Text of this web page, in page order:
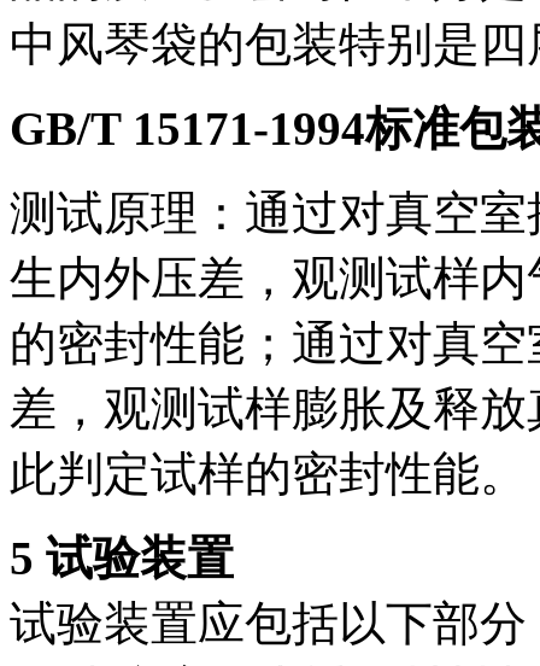
中风琴袋的包装特别是
GB/T 15171-1994标准包
测试原理：通过对真空
生内外压差，观测试样
的密封性能；通过对真
差，观测试样膨胀及释
此判定试样的密封性能。
5 试验装置
试验装置应包括以下部分